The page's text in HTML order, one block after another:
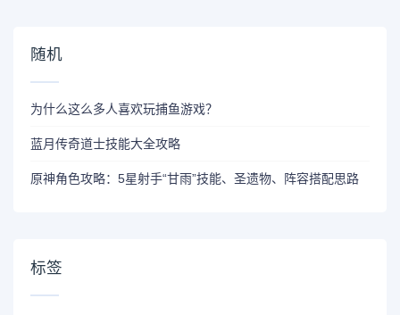
随机
为什么这么多人喜欢玩捕鱼游戏？
蓝月传奇道士技能大全攻略
原神角色攻略：5星射手“甘雨”技能、圣遗物、阵容搭配思路
标签